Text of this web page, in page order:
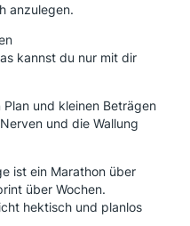
anzulegen.
kannst du nur mit dir
und kleinen Beträgen
und die Wallung
ist ein Marathon über
über Wochen.
hektisch und planlos